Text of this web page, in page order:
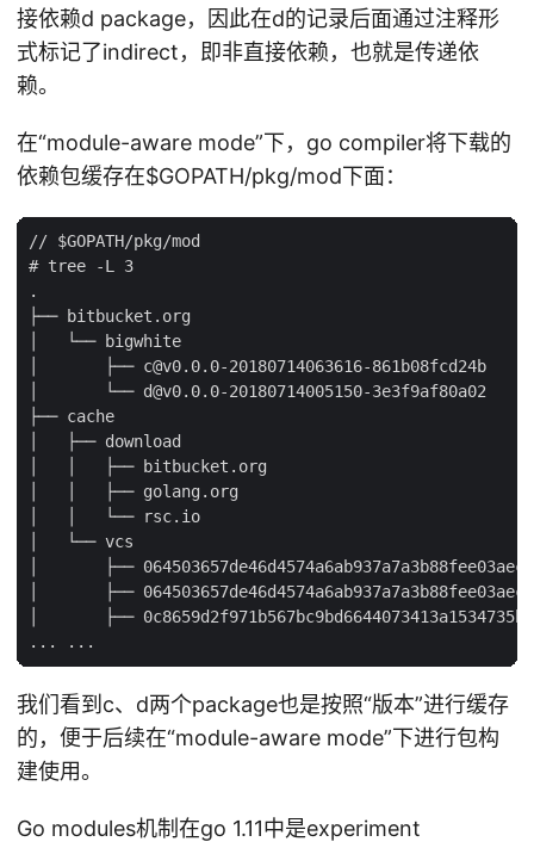
接依赖d package，因此在d的记录后面通过注释形
式标记了indirect，即非直接依赖，也就是传递依
赖。
在“module-aware mode”下，go compiler将下载的
依赖包缓存在$GOPATH/pkg/mod下面：
// $GOPATH/pkg/mod
# tree -L 3
.
├── bitbucket.org
│   └── bigwhite
│       ├── c@v0.0.0-20180714063616-861b08fcd24b
│       └── d@v0.0.0-20180714005150-3e3f9af80a02
├── cache
│   ├── download
│   │   ├── bitbucket.org
│   │   ├── golang.org
│   │   └── rsc.io
│   └── vcs
│       ├──
│       ├──
│       ├──
我们看到c、d两个package也是按照“版本”进行缓存
的，便于后续在“module-aware mode”下进行包构
建使用。
Go modules机制在go 1.11中是experiment